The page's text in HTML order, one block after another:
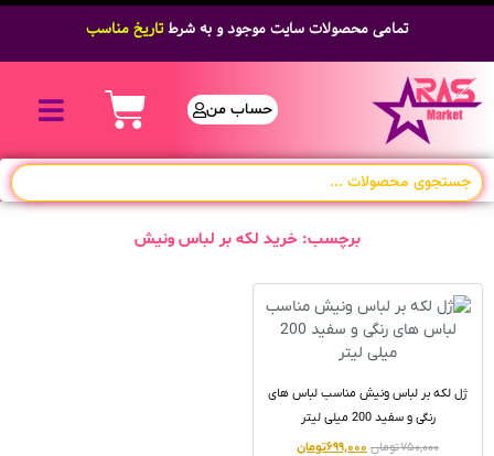
تمامی محصولات سایت موجود و به شرطتاریخ مناسب
حساب من
برچسب: خرید لکه بر لباس ونیش
ژل لکه بر لباس ونیش مناسب لباس های
رنگی و سفید 200 میلی لیتر
۷۵۰,۰۰۰تومان ۶۹۹,۰۰۰تومان